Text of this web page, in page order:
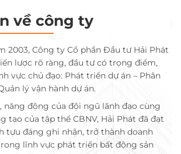
về công ty
2003, Công ty Cổ phần Đầu tư Hải Phát
lược rõ ràng, đầu tư có trọng điểm,
vực chủ đạo: Phát triển dự án – Phân
lý vận hành dự án.
năng động của đội ngũ lãnh đạo cùng
tạo của tập thể CBNV, Hải Phát đã đạt
tựu đáng ghi nhận, trở thành doanh
lĩnh vực phát triển bất động sản